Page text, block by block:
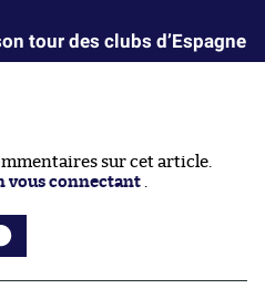
tour des clubs d’Espagne
sur cet article.
vous connectant .